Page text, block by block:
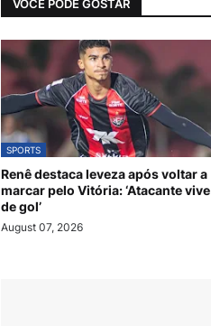
VOCÊ PODE GOSTAR
SPORTS
Renê destaca leveza após voltar a
marcar pelo Vitória: ‘Atacante vive
de gol’
August 07, 2026